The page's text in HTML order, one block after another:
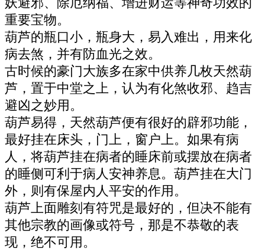
妖避邪、除厄纳福、增进财运等神奇功效的
重要宝物。
葫芦的瓶口小，瓶身大，易入难出，用来化
病去煞，并有防血光之效。
古时候的豪门大族多在家中供养几枚天然葫
芦，置于中堂之上，认为有化煞收邪、趋吉
避凶之妙用。
葫芦易得，天然葫芦便有很好的辟邪功能，
最好挂在床头，门上，窗户上。如果有病
人，将葫芦挂在病者的睡床前或摆放在病者
的睡侧可利于病人安神养息。葫芦挂在大门
外，则有保屋内人平安的作用。
葫芦上面雕刻有符咒是最好的，但决不能有
其他宗教的画像或符号，那是不恭敬的表
现，绝不可用。